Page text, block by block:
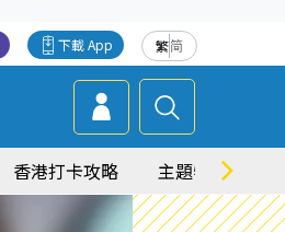
繁简
下載 App
香港打卡攻略 主題特集